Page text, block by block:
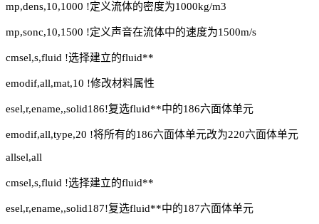
mp,dens,10,1000 !定义流体的密度为1000kg/m3
mp,sonc,10,1500 !定义声音在流体中的速度为1500m/s
cmsel,s,fluid !选择建立的fluid**
emodif,all,mat,10 !修改材料属性
esel,r,ename,,solid186!复选fluid**中的186六面体单元
emodif,all,type,20 !将所有的186六面体单元改为220六面体单元
allsel,all
cmsel,s,fluid !选择建立的fluid**
esel,r,ename,,solid187!复选fluid**中的187六面体单元